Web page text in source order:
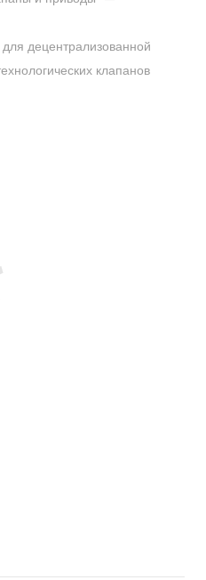
децентрализованной
клапанов